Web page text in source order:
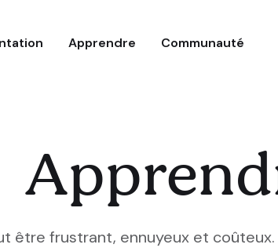
Apprendre Communauté
être frustrant, ennuyeux et coûteux.